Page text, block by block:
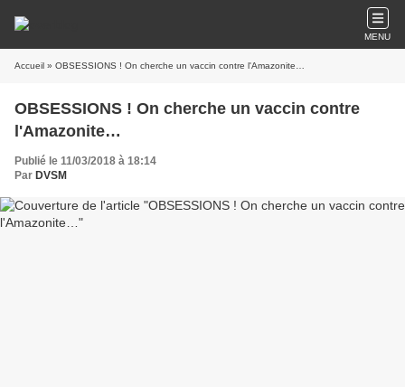
MENU
Accueil » OBSESSIONS ! On cherche un vaccin contre l'Amazonite…
OBSESSIONS ! On cherche un vaccin contre
l'Amazonite…
Publié le 11/03/2018 à 18:14
Par DVSM